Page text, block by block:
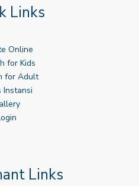
Links
Online
for Kids
for Adult
Instansi
Links